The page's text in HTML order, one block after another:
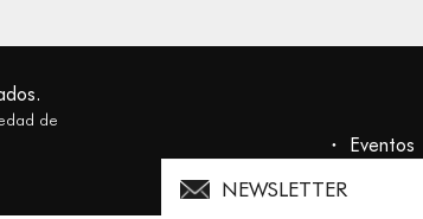
NEWSLETTER
de
Eventos